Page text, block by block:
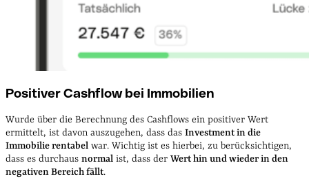
Positiver Cashflow bei Immobilien
Wurde über die Berechnung des Cashflows ein positiver Wert
ermittelt, ist davon auszugehen, dass das Investment in die
Immobilie rentabel war. Wichtig ist es hierbei, zu berücksichtigen,
dass es durchaus normal ist, dass der Wert hin und wieder in den
negativen Bereich fällt.